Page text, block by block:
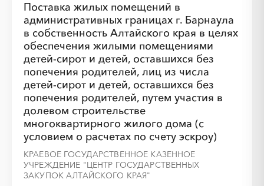
Поставка жилых помещений в
административных границах г. Барнаула
в собственность Алтайского края в целях
обеспечения жилыми помещениями
детей-сирот и детей, оставшихся без
попечения родителей, лиц из числа
детей-сирот и детей, оставшихся без
попечения родителей, путем участия в
долевом строительстве
многоквартирного жилого дома (с
условием о расчетах по счету эскроу)
КРАЕВОЕ ГОСУДАРСТВЕННОЕ КАЗЕННОЕ
УЧРЕЖДЕНИЕ "ЦЕНТР ГОСУДАРСТВЕННЫХ
ЗАКУПОК АЛТАЙСКОГО КРАЯ"